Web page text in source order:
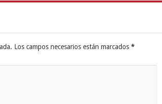
Los campos necesarios están marcados *